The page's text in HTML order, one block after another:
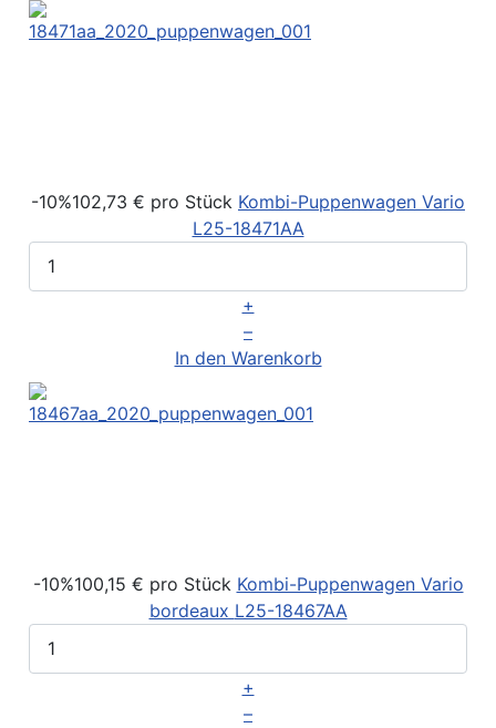
-10%102,73 € pro Stück Kombi-Puppenwagen Vario
L25-18471AA
+
–
In den Warenkorb
-10%100,15 € pro Stück Kombi-Puppenwagen Vario
bordeaux L25-18467AA
+
–